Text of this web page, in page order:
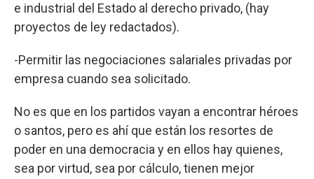
e industrial del Estado al derecho privado, (hay
proyectos de ley redactados).
-Permitir las negociaciones salariales privadas por
empresa cuando sea solicitado.
No es que en los partidos vayan a encontrar héroes
o santos, pero es ahí que están los resortes de
poder en una democracia y en ellos hay quienes,
sea por virtud, sea por cálculo, tienen mejor